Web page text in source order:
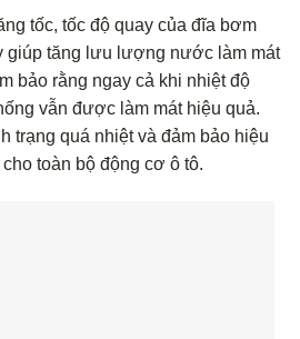
tốc, tốc độ quay của đĩa bơm
giúp tăng lưu lượng nước làm mát
bảo rằng ngay cả khi nhiệt độ
vẫn được làm mát hiệu quả.
trạng quá nhiệt và đảm bảo hiệu
toàn bộ động cơ ô tô.